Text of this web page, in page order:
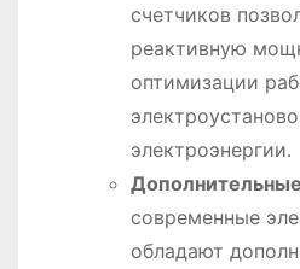
счетчиков
реактивную
оптимизации
электроэнергии․
современные
обладают